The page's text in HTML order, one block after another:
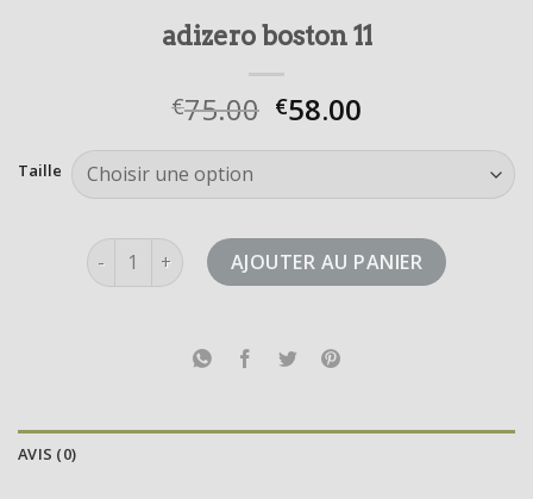
adizero boston 11
€75.00 €58.00
Taille
quantité de adizero boston 11
AJOUTER AU PANIER
AVIS (0)